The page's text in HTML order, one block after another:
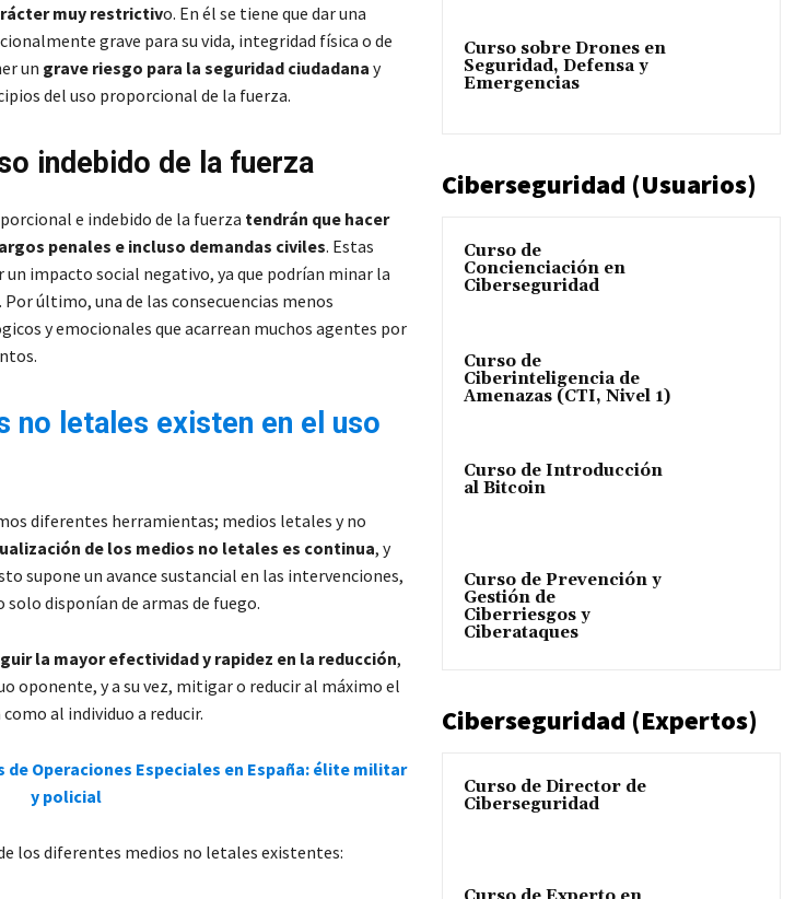
muy restrictivo. En él se tiene que dar una
grave para su vida, integridad física o de
un grave riesgo para la seguridad ciudadana y
del uso proporcional de la fuerza.
indebido de la fuerza
e indebido de la fuerza tendrán que hacer
penales e incluso demandas civiles. Estas
impacto social negativo, ya que podrían minar la
último, una de las consecuencias menos
y emocionales que acarrean muchos agentes por
no letales existen en el uso
diferentes herramientas; medios letales y no
de los medios no letales es continua, y
supone un avance sustancial en las intervenciones,
disponían de armas de fuego.
la mayor efectividad y rapidez en la reducción,
oponente, y a su vez, mitigar o reducir al máximo el
al individuo a reducir.
de Operaciones Especiales en España: élite militar
y policial
los diferentes medios no letales existentes:
Curso sobre Drones en
Seguridad, Defensa y
Emergencias
Ciberseguridad (Usuarios)
Curso de
Concienciación en
Ciberseguridad
Curso de
Ciberinteligencia de
Amenazas (CTI, Nivel 1)
Curso de Introducción
al Bitcoin
Curso de Prevención y
Gestión de
Ciberriesgos y
Ciberataques
Ciberseguridad (Expertos)
Curso de Director de
Ciberseguridad